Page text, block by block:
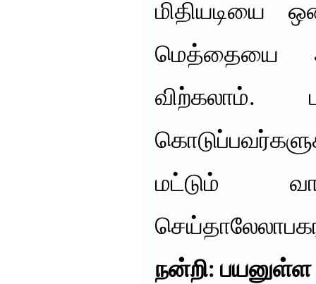
மிதியடியை
மெத்தையை
விற்கலாம்.
மட்டும்
நன்றி: